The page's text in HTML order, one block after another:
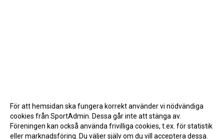
För att hemsidan ska fungera korrekt använder vi nödvändiga
cookies från SportAdmin. Dessa går inte att stänga av.
Föreningen kan också använda frivilliga cookies, t.ex. för statistik
eller marknadsföring. Du väljer själv om du vill acceptera dessa.